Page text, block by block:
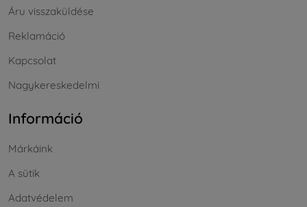
Áru visszaküldése
Reklamáció
Kapcsolat
Nagykereskedelmi
Információ
Márkáink
A sütik
Adatvédelem